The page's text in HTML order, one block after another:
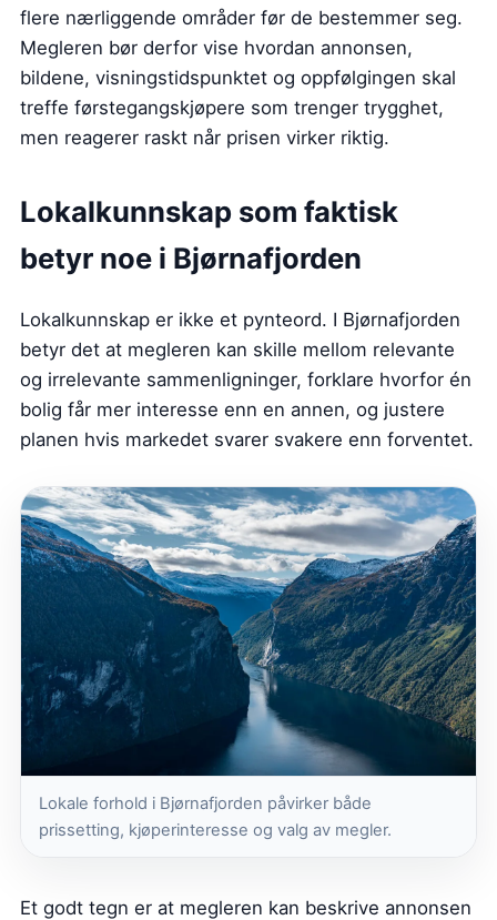
flere nærliggende områder før de bestemmer seg.
Megleren bør derfor vise hvordan annonsen,
bildene, visningstidspunktet og oppfølgingen skal
treffe førstegangskjøpere som trenger trygghet,
men reagerer raskt når prisen virker riktig.
Lokalkunnskap som faktisk
betyr noe i Bjørnafjorden
Lokalkunnskap er ikke et pynteord. I Bjørnafjorden
betyr det at megleren kan skille mellom relevante
og irrelevante sammenligninger, forklare hvorfor én
bolig får mer interesse enn en annen, og justere
planen hvis markedet svarer svakere enn forventet.
Lokale forhold i Bjørnafjorden påvirker både
prissetting, kjøperinteresse og valg av megler.
Et godt tegn er at megleren kan beskrive annonsen